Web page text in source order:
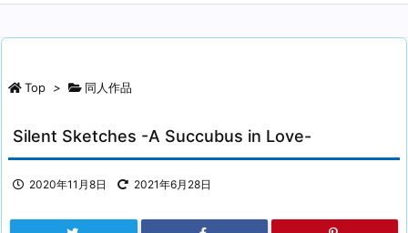
Top > 同人作品
Silent Sketches -A Succubus in Love-
2020年11月8日 2021年6月28日